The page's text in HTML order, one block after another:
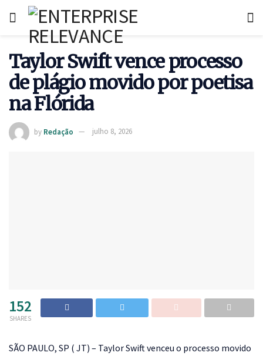
Taylor Swift vence processo
de plágio movido por poetisa
na Flórida
by Redação julho 8, 2026
152
SHARES
SÃO PAULO, SP ( JT) – Taylor Swift venceu o processo movido